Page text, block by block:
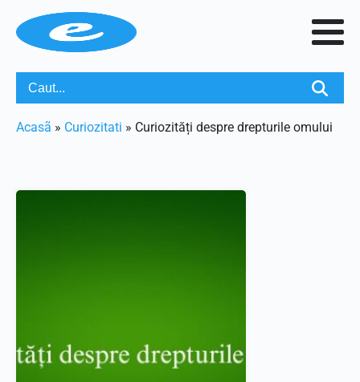
Acasã » Curiozitati » Curiozități despre drepturile omului